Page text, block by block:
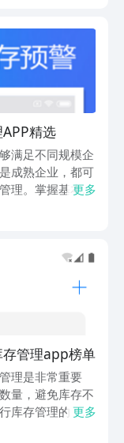
精选
满足不同规模企
成熟企业，都可
理。掌握基本操
监控、出入库记
更多
管理app榜单
理是非常重要
量，避免库存不
库存管理的，今
？如果家里面实
更多